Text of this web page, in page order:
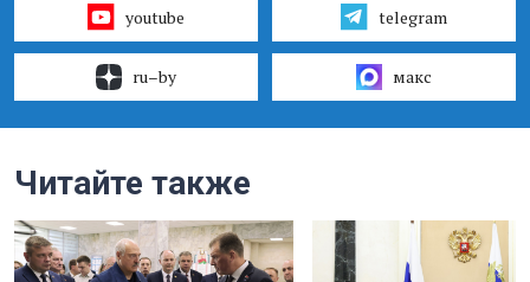
youtube telegram
ru–by макс
Читайте также